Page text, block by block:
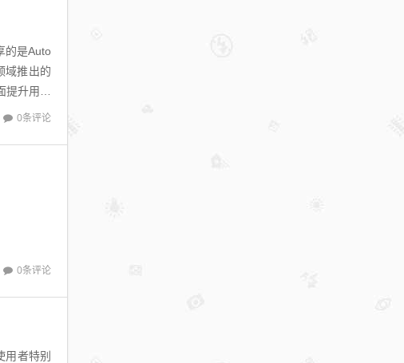
的是Auto
域推出的
升用户
0条评论
0条评论
者特别